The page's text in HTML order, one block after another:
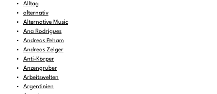
Alltag
alternativ
Alternative Music
Ana Rodrigues
Andreas Peham
Andreas Zelger
Anti-Körper
Anzengruber
Arbeitswelten
Argentinien